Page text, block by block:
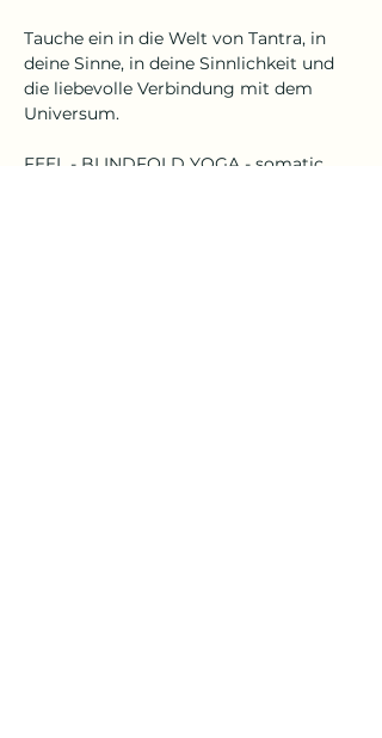
Tauche ein in die Welt von Tantra, in
deine Sinne, in deine Sinnlichkeit und
die liebevolle Verbindung mit dem
Universum.
FEEL - BLINDFOLD YOGA - somatic,